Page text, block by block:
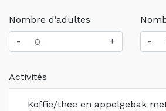
Nombre d’adultes
-
+
-
Activités
Koffie/thee en appelgebak